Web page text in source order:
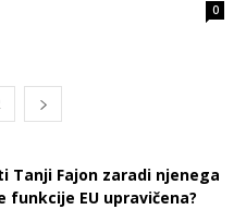
0
Tanji Fajon zaradi njenega
EU upravičena?